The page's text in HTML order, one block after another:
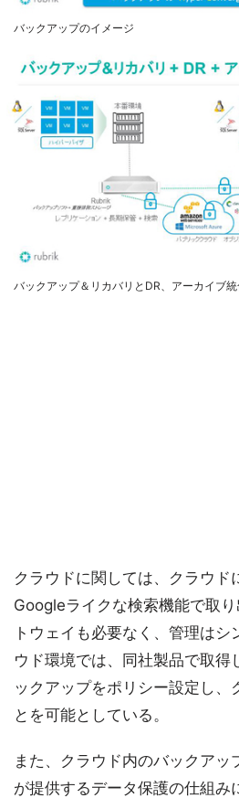
バックアップのイメージ
バックアップ＆リカバリとDR、アーカイブ
クラウドに関しては、クラウド
Googleライクな検索機能で取
トウェイも必要なく、管理はシ
ウド環境では、同社製品で取得
ックアップをポリシー設定し、
とを可能としている。
また、クラウド内のバックアッ
が提供するデータ保護の仕組み